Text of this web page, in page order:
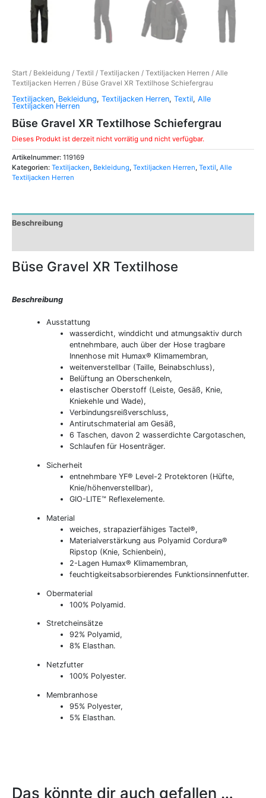
Start / Bekleidung / Textil / Textiljacken / Textiljacken Herren / Alle
Textiljacken Herren / Büse Gravel XR Textilhose Schiefergrau
Textiljacken, Bekleidung, Textiljacken Herren, Textil, Alle
Textiljacken Herren
Büse Gravel XR Textilhose Schiefergrau
Dieses Produkt ist derzeit nicht vorrätig und nicht verfügbar.
Artikelnummer: 119169
Kategorien: Textiljacken, Bekleidung, Textiljacken Herren, Textil, Alle
Textiljacken Herren
Beschreibung
Büse Gravel XR Textilhose
Beschreibung
Ausstattung
wasserdicht, winddicht und atmungsaktiv durch
entnehmbare, auch über der Hose tragbare
Innenhose mit Humax® Klimamembran,
weitenverstellbar (Taille, Beinabschluss),
Belüftung an Oberschenkeln,
elastischer Oberstoff (Leiste, Gesäß, Knie,
Kniekehle und Wade),
Verbindungsreißverschluss,
Antirutschmaterial am Gesäß,
6 Taschen, davon 2 wasserdichte Cargotaschen,
Schlaufen für Hosenträger.
Sicherheit
entnehmbare YF® Level-2 Protektoren (Hüfte,
Knie/höhenverstellbar),
GIO-LITE™ Reflexelemente.
Material
weiches, strapazierfähiges Tactel®,
Materialverstärkung aus Polyamid Cordura®
Ripstop (Knie, Schienbein),
2-Lagen Humax® Klimamembran,
feuchtigkeitsabsorbierendes Funktionsinnenfutter.
Obermaterial
100% Polyamid.
Stretcheinsätze
92% Polyamid,
8% Elasthan.
Netzfutter
100% Polyester.
Membranhose
95% Polyester,
5% Elasthan.
Das könnte dir auch gefallen …